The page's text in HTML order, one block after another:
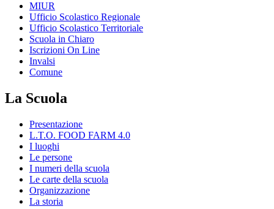
MIUR
Ufficio Scolastico Regionale
Ufficio Scolastico Territoriale
Scuola in Chiaro
Iscrizioni On Line
Invalsi
Comune
La Scuola
Presentazione
L.T.O. FOOD FARM 4.0
I luoghi
Le persone
I numeri della scuola
Le carte della scuola
Organizzazione
La storia